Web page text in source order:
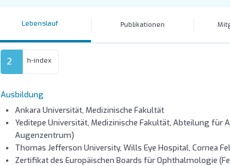
Lebenslauf Publikationen
2 h-index
Ausbildung
Ankara Universität, Medizinische Fakultät
Yeditepe Universität, Medizinische Fakultät, Abteilung für
Augenzentrum)
Thomas Jefferson University, Wills Eye Hospital, Cornea
Zertifikat des Europäischen Boards für Ophthalmologie